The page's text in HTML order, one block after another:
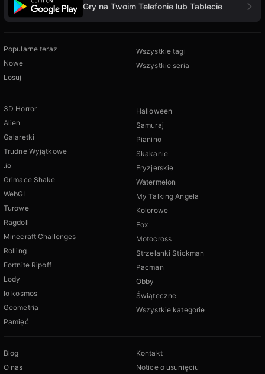
Gry na Twoim Telefonie lub Tablecie
Popularne teraz
Nowe
Losuj
Wszystkie tagi
Wszystkie seria
3D Horror
Alien
Galaretki
Trudne Wyjątkowe
.io
Grimace Shake
WebGL
Turowe
Ragdoll
Minecraft Challenges
Rolling
Fortnite Ripoff
Lody
Io kosmos
Geometria
Pamięć
Halloween
Samuraj
Pianino
Skakanie
Fryzjerskie
Watermelon
My Talking Angela
Kolorowe
Fox
Motocross
Strzelanki Stickman
Pacman
Obby
Świąteczne
Wszystkie kategorie
Blog
O nas
Kontakt
Notice o usunięciu